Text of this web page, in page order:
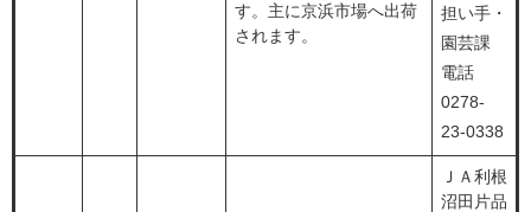
す。主に京浜市場へ出荷
されます。
担い手・
園芸課
電話
0278-
23-0338
ＪＡ利根
沼田片品